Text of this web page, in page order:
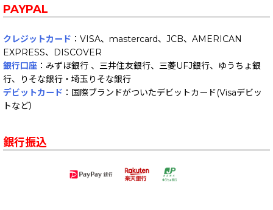
PAYPAL
クレジットカード ：VISA、mastercard、JCB、AMERICAN
EXPRESS、DISCOVER
銀行口座 ：みずほ銀行 、三井住友銀行、三菱UFJ銀行、ゆうちょ銀
行、りそな銀行・埼玉りそな銀行
デビットカード ：国際ブランドがついたデビットカード(Visaデビッ
トなど）
銀行振込